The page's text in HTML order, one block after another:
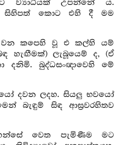
ව්‍යාධියක් උපන්නේ ය.
සිහිපත් කොට එහි දී මම
වන කපෙහි වූ එ කල්හි යම්
හැඟීමක්) ලැබූයෙම් ද, (ඒ
බුද්ධසංඥාවෙහි මේ
දවන ලදහ. සියලු භවයෝ
බැඳුම් සිඳ ආස්‍රවරහිතව
වෙත පැමිණීම මට